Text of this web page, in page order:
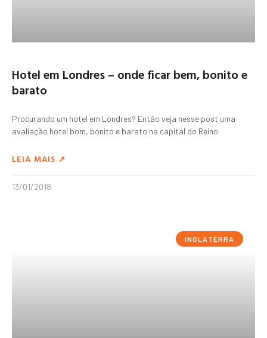
Hotel em Londres – onde ficar bem, bonito e
barato
Procurando um hotel em Londres? Então veja nesse post uma
avaliação hotel bom, bonito e barato na capital do Reino
LEIA MAIS ➚
13/01/2018
INGLATERRA